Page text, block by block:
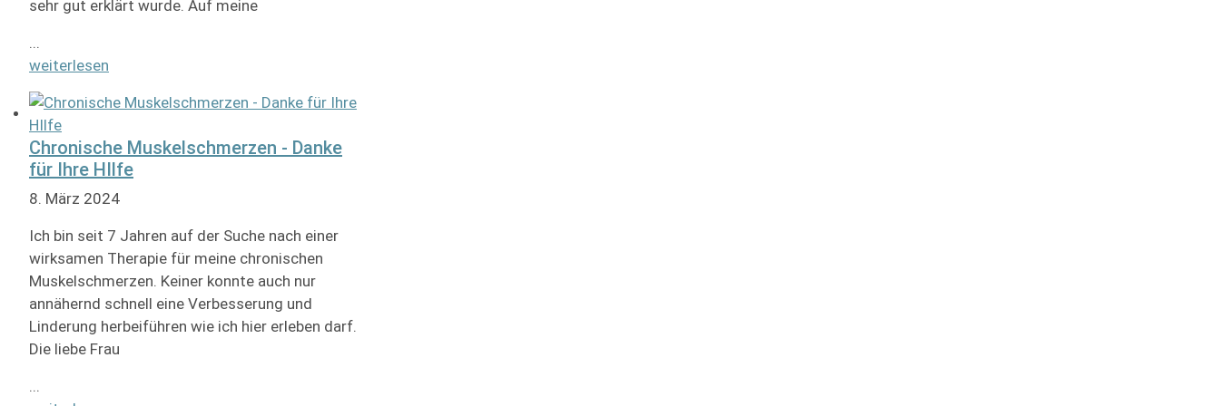
sehr gut erklärt wurde. Auf meine
...
weiterlesen
Chronische Muskelschmerzen - Danke
für Ihre HIlfe
8. März 2024
Ich bin seit 7 Jahren auf der Suche nach einer
wirksamen Therapie für meine chronischen
Muskelschmerzen. Keiner konnte auch nur
annähernd schnell eine Verbesserung und
Linderung herbeiführen wie ich hier erleben darf.
Die liebe Frau
...